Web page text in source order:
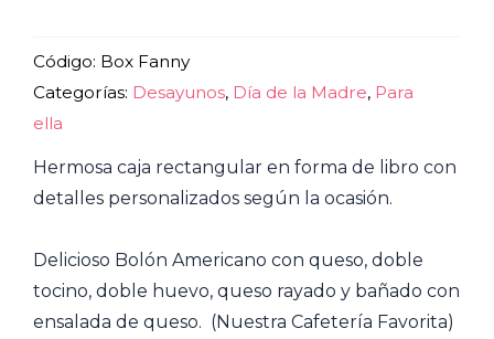
Código: Box Fanny
Categorías: Desayunos, Día de la Madre, Para
ella
Hermosa caja rectangular en forma de libro con
detalles personalizados según la ocasión.
Delicioso Bolón Americano con queso, doble
tocino, doble huevo, queso rayado y bañado con
ensalada de queso. (Nuestra Cafetería Favorita)